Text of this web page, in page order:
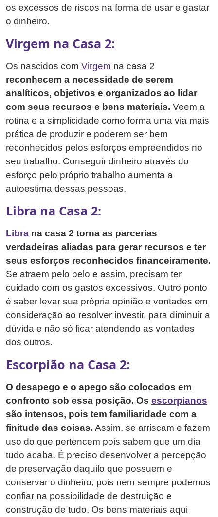
os excessos de riscos na forma de usar e gastar
o dinheiro.
Virgem na Casa 2:
Os nascidos com Virgem na casa 2
reconhecem a necessidade de serem
analíticos, objetivos e organizados ao lidar
com seus recursos e bens materiais. Veem a
rotina e a simplicidade como forma uma via mais
prática de produzir e poderem ser bem
reconhecidos pelos esforços empreendidos no
seu trabalho. Conseguir dinheiro através do
esforço pelo próprio trabalho aumenta a
autoestima dessas pessoas.
Libra na Casa 2:
Libra na casa 2 torna as parcerias
verdadeiras aliadas para gerar recursos e ter
seus esforços reconhecidos financeiramente.
Se atraem pelo belo e assim, precisam ter
cuidado com os gastos excessivos. Outro ponto
é saber levar sua própria opinião e vontades em
consideração ao resolver investir, para diminuir a
dúvida e não só ficar atendendo as vontades
dos outros.
Escorpião na Casa 2:
O desapego e o apego são colocados em
confronto sob essa posição. Os escorpianos
são intensos, pois tem familiaridade com a
finitude das coisas. Assim, se arriscam e fazem
uso do que pertencem pois sabem que um dia
tudo acaba. É preciso desenvolver a percepção
de preservação daquilo que possuem e
conservar o dinheiro, pois nem sempre podemos
confiar na possibilidade de destruição e
construção de tudo. Os bens materiais aqui